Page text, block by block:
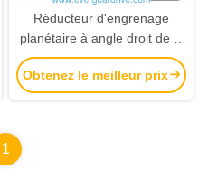
Réducteur d'engrenage
planétaire à angle droit de la
série EQ avec conception
modulaire pour les
applications de concassage à
Obtenez le meilleur prix
1